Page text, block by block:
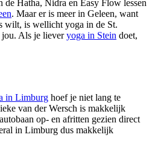
de Hatha, Nidra en Easy Flow lessen
. Maar er is meer in Geleen, want
wilt, is wellicht yoga in de St.
jou. Als je lieveryoga in Stein doet,
in Limburg hoef je niet lang te
van der Wersch is makkelijk
op- en afritten gezien direct
in Limburg dus makkelijk